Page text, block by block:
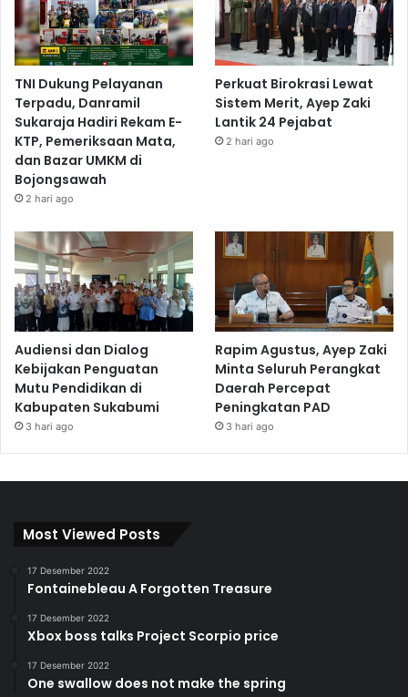
TNI Dukung Pelayanan
Terpadu, Danramil
Sukaraja Hadiri Rekam E-
KTP, Pemeriksaan Mata,
dan Bazar UMKM di
Bojongsawah
2 hari ago
Perkuat Birokrasi Lewat
Sistem Merit, Ayep Zaki
Lantik 24 Pejabat
2 hari ago
Audiensi dan Dialog
Kebijakan Penguatan
Mutu Pendidikan di
Kabupaten Sukabumi
3 hari ago
Rapim Agustus, Ayep Zaki
Minta Seluruh Perangkat
Daerah Percepat
Peningkatan PAD
3 hari ago
Most Viewed Posts
17 Desember 2022
Fontainebleau A Forgotten Treasure
17 Desember 2022
Xbox boss talks Project Scorpio price
17 Desember 2022
One swallow does not make the spring